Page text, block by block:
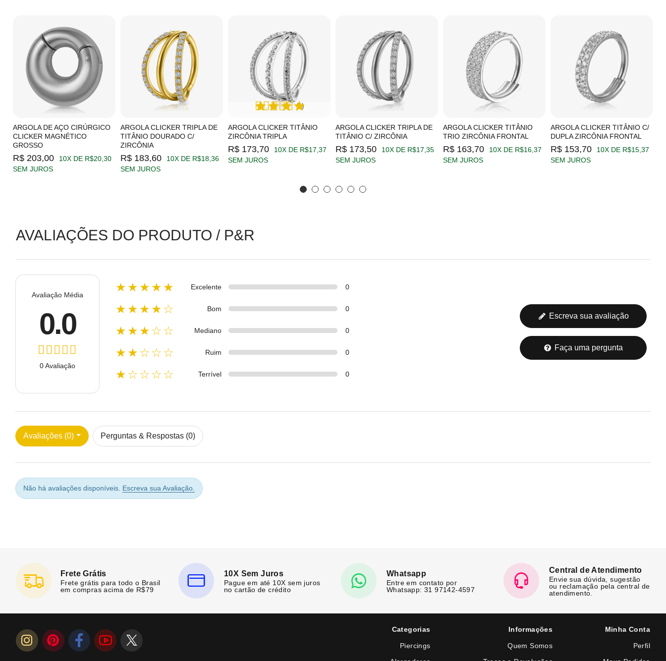
ARGOLA DE AÇO CIRÚRGICO
CLICKER MAGNÉTICO
GROSSO
R$ 203,00
10X DE R$20,30
SEM JUROS
ARGOLA CLICKER TRIPLA DE
TITÂNIO DOURADO C/
ZIRCÔNIA
R$ 183,60
10X DE R$18,36
SEM JUROS
ARGOLA CLICKER TITÂNIO
ZIRCÔNIA TRIPLA
(1)
R$ 173,70
10X DE R$17,37
SEM JUROS
ARGOLA CLICKER TRIPLA DE
TITÂNIO C/ ZIRCÔNIA
R$ 173,50
10X DE R$17,35
SEM JUROS
ARGOLA CLICKER TITÂNIO
TRIO ZIRCÔNIA FRONTAL
R$ 163,70
10X DE R$16,37
SEM JUROS
ARGOLA CLICKER TITÂNIO C/
DUPLA ZIRCÔNIA FRONTAL
R$ 153,70
10X DE R$15,37
SEM JUROS
AVALIAÇÕES DO PRODUTO / P&R
Avaliação Média
0.0
0 Avaliação
★★★★★ Excelente 0
★★★★☆ Bom 0
★★★☆☆ Mediano 0
★★☆☆☆ Ruim 0
★☆☆☆☆ Terrível 0
Escreva sua avaliação
Faça uma pergunta
Avaliações (0) Perguntas & Respostas (0)
Não há avaliações disponíveis. Escreva sua Avaliação.
Frete Grátis
Frete grátis para todo o Brasil
em compras acima de R$79
10X Sem Juros
Pague em até 10X sem juros
no cartão de crédito
Whatsapp
Entre em contato por
Whatsapp: 31 97142-4597
Central de Atendimento
Envie sua dúvida, sugestão
ou reclamação pela central de
atendimento.
Categorias
Piercings
Informações
Quem Somos
Minha Conta
Perfil